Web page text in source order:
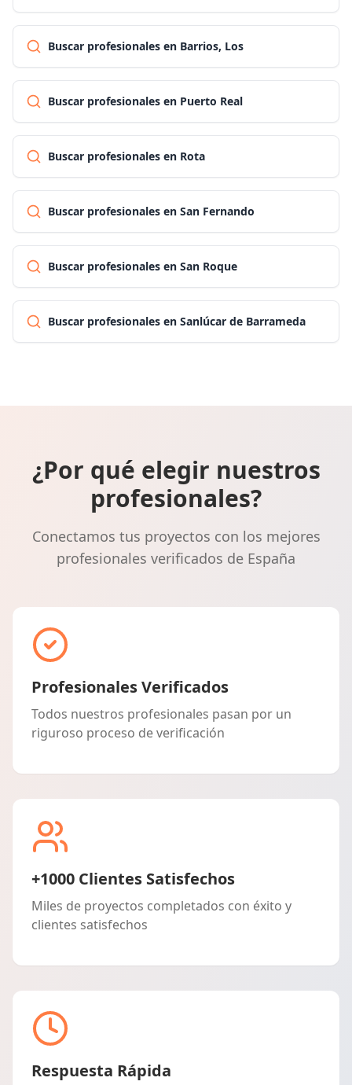
Buscar profesionales en Barrios, Los
Buscar profesionales en Puerto Real
Buscar profesionales en Rota
Buscar profesionales en San Fernando
Buscar profesionales en San Roque
Buscar profesionales en Sanlúcar de Barrameda
¿Por qué elegir nuestros
profesionales?
Conectamos tus proyectos con los mejores
profesionales verificados de España
Profesionales Verificados
Todos nuestros profesionales pasan por un
riguroso proceso de verificación
+1000 Clientes Satisfechos
Miles de proyectos completados con éxito y
clientes satisfechos
Respuesta Rápida